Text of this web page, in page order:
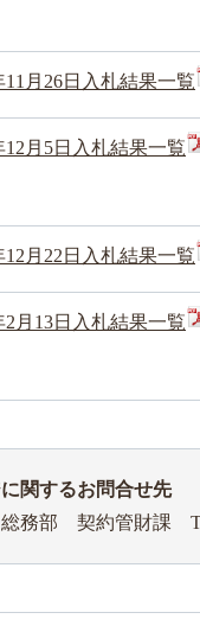
11月26日入札結果一覧
12月5日入札結果一覧
12月22日入札結果一覧
2月13日入札結果一覧
関するお問合せ先
務部 契約管財課